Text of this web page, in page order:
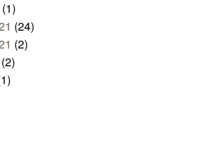
(1)
(24)
(2)
(2)